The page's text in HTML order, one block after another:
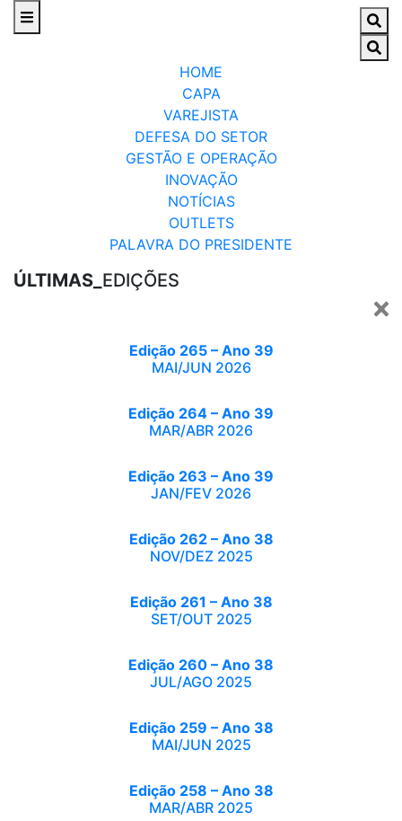
HOME
CAPA
VAREJISTA
DEFESA DO SETOR
GESTÃO E OPERAÇÃO
INOVAÇÃO
NOTÍCIAS
OUTLETS
PALAVRA DO PRESIDENTE
ÚLTIMAS_ EDIÇÕES
Edição 265 – Ano 39
MAI/JUN 2026
Edição 264 – Ano 39
MAR/ABR 2026
Edição 263 – Ano 39
JAN/FEV 2026
Edição 262 – Ano 38
NOV/DEZ 2025
Edição 261 – Ano 38
SET/OUT 2025
Edição 260 – Ano 38
JUL/AGO 2025
Edição 259 – Ano 38
MAI/JUN 2025
Edição 258 – Ano 38
MAR/ABR 2025